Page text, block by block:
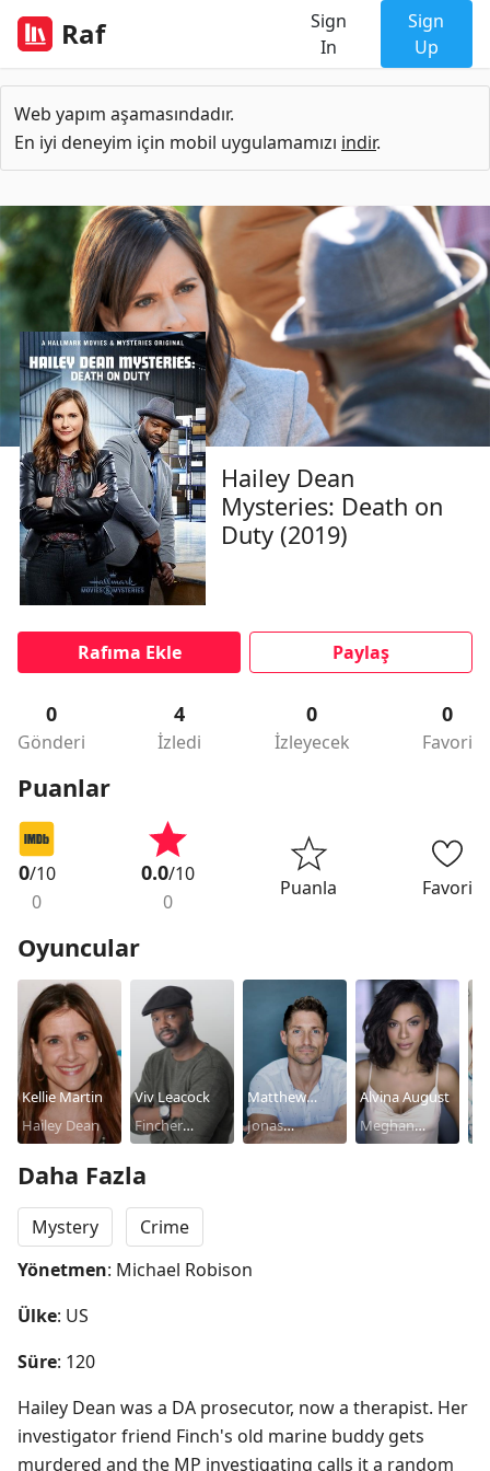
Raf
Sign
In
Sign
Up
Web yapım aşamasındadır.
En iyi deneyim için mobil uygulamamızı indir.
Hailey Dean
Mysteries: Death on
Duty (2019)
Rafıma Ekle Paylaş
0
Gönderi
4
İzledi
0
İzleyecek
0
Favori
Puanlar
0/10
0
0.0/10
0
Puanla Favori
Oyuncular
Kellie Martin
Hailey Dean
Viv Leacock
Fincher
Matthew
MacCaull
Jonas
Alvina August
Meghan
Daha Fazla
Mystery
Crime
Yönetmen: Michael Robison
Ülke: US
Süre: 120
Hailey Dean was a DA prosecutor, now a therapist. Her
investigator friend Finch's old marine buddy gets
murdered and the MP investigating calls it a random